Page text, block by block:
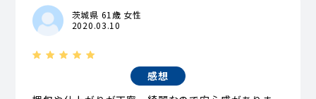
茨城県 61歳 女性
2020.03.10
感想